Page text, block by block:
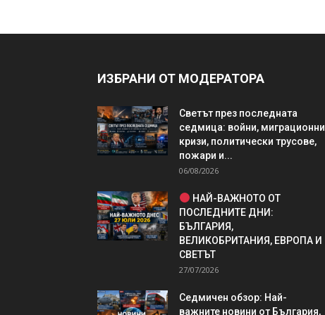
ИЗБРАНИ ОТ МОДЕРАТОРА
Светът през последната
седмица: войни, миграционни
кризи, политически трусове,
пожари и...
06/08/2026
НАЙ-ВАЖНОТО ОТ
ПОСЛЕДНИТЕ ДНИ:
БЪЛГАРИЯ,
ВЕЛИКОБРИТАНИЯ, ЕВРОПА И
СВЕТЪТ
27/07/2026
Седмичен обзор: Най-
важните новини от България,